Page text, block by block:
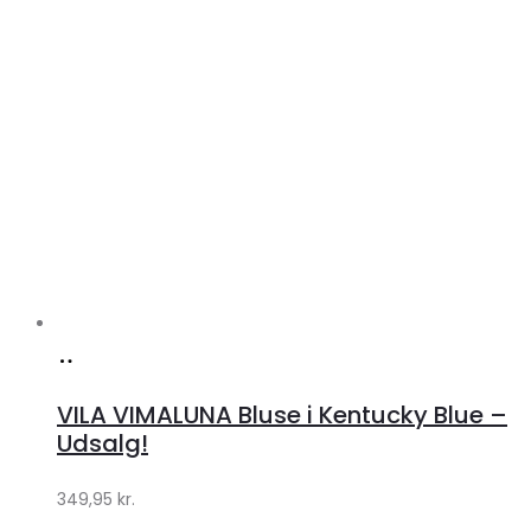
Klædeskabet.dk
VILA VIMALUNA Bluse i Kentucky Blue –
Udsalg!
349,95 kr.